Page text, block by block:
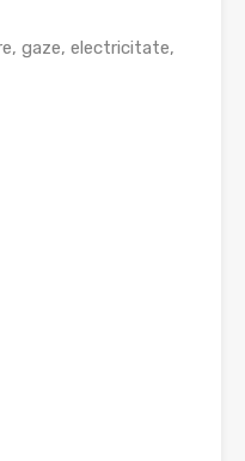
gaze, electricitate,